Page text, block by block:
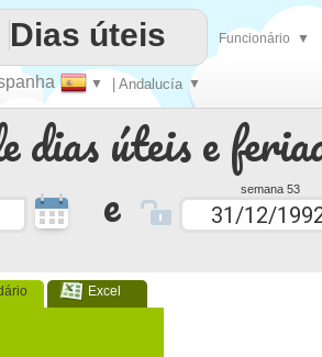
dias úteis e
e semana 53
Excel
cada
▼ | Andalucía ▼
Dias úteis Funcionário ▼